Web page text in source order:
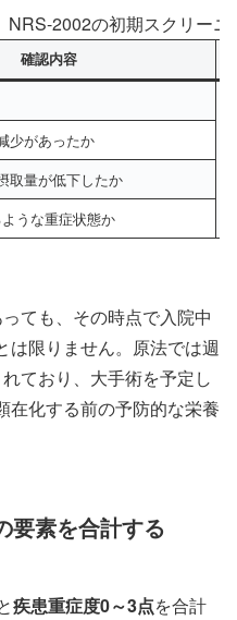
NRS-2002の初期スクリーニ
確認内容
少があったか
取量が低下したか
うな重症状態か
ても、その時点で入院中
は限りません。原法では週
ており、大手術を予定し
在化する前の予防的な栄養
要素を合計する
疾患重症度0～3点を合計